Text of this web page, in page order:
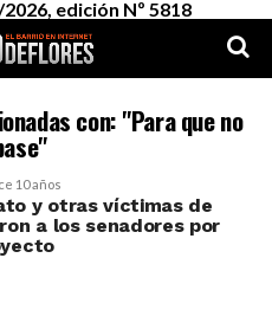
edición Nº 5818
con: "Para que no
10 años
y otras víctimas de
a los senadores por